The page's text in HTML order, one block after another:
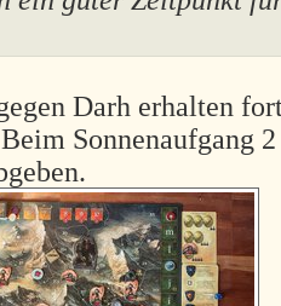
Darh erhalten
Sonnenaufgang